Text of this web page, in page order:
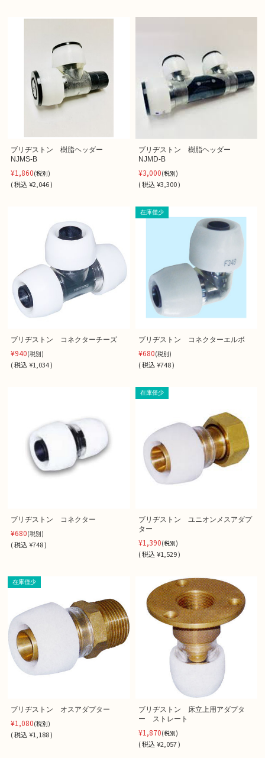
ブリヂストン 樹脂ヘッダー
NJMS-B
¥1,860(税別)
(税込¥2,046 )
ブリヂストン 樹脂ヘッダー
NJMD-B
¥3,000(税別)
(税込 ¥3,300 )
ブリヂストン コネクターチーズ
¥940(税別)
(税込¥1,034 )
在庫僅少
ブリヂストン コネクターエルボ
¥680(税別)
(税込 ¥748 )
ブリヂストン コネクター
¥680(税別)
(税込¥748 )
在庫僅少
ブリヂストン ユニオンメスアダプ
ター
¥1,390(税別)
(税込 ¥1,529 )
在庫僅少
ブリヂストン オスアダプター
¥1,080(税別)
(税込¥1,188 )
ブリヂストン 床立上用アダプタ
ー ストレート
¥1,870(税別)
(税込 ¥2,057 )